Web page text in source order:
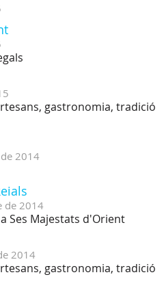
gastronomia, tradició
de 2014
de 2014
Ses Majestats d'Orient
2014
gastronomia, tradició